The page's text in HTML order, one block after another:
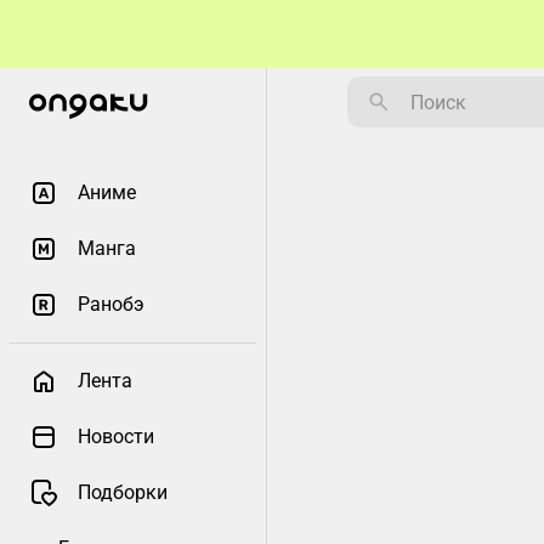
Аниме
Манга
Ранобэ
Лента
Новости
Подборки